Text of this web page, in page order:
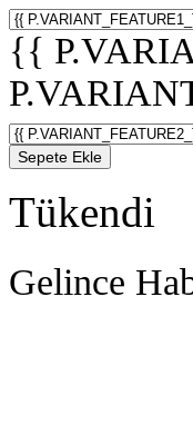
{{
Sepete Ekle
Tükendi
Gelince